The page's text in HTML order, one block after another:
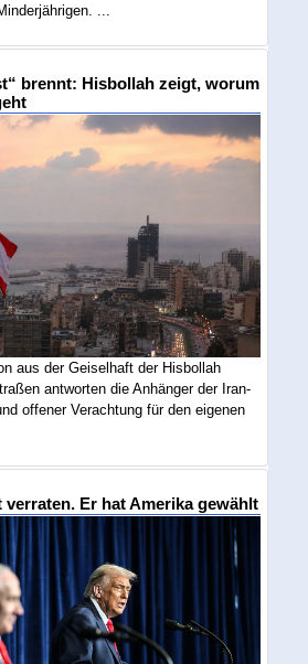
...
brennt: Hisbollah zeigt, worum
aus der Geiselhaft der Hisbollah
antworten die Anhänger der Iran-
offener Verachtung für den eigenen
verraten. Er hat Amerika gewählt